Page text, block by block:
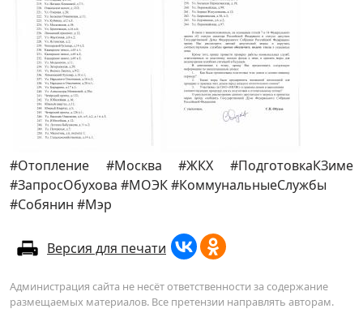
#Отопление #Москва #ЖКХ #ПодготовкаКЗиме
#ЗапросОбухова #МОЭК #КоммунальныеСлужбы
#Собянин #Мэр
Версия для печати
Администрация сайта не несёт ответственности за содержание
размещаемых материалов. Все претензии направлять авторам.